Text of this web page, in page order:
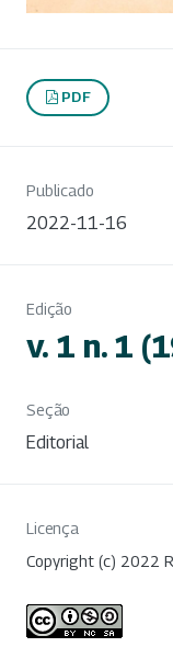
PDF
Publicado
2022-11-16
Edição
v. 1 n. 1
Seção
Editorial
Licença
Copyright (c) 2022